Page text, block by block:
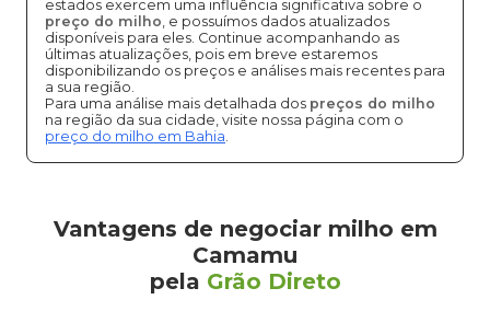
estados exercem uma influência significativa sobre o
preço do milho, e possuímos dados atualizados
disponíveis para eles. Continue acompanhando as
últimas atualizações, pois em breve estaremos
disponibilizando os preços e análises mais recentes para
a sua região.
Para uma análise mais detalhada dos preços do milho
na região da sua cidade, visite nossa página com o
preço do milho em Bahia.
Vantagens de negociar milho em
Camamu
pela Grão Direto